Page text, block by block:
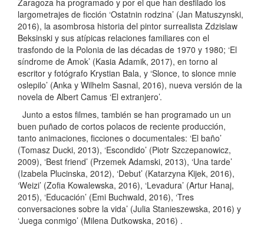
largometrajes de ficción ‘Ostatnin rodzina’ (Jan Matuszynski,
2016), la asombrosa historia del pintor surrealista Zdzislaw
Beksinski y sus atípicas relaciones familiares con el
trasfondo de la Polonia de las décadas de 1970 y 1980; ‘El
síndrome de Amok’ (Kasia Adamik, 2017), en torno al
escritor y fotógrafo Krystian Bala, y ‘Slonce, to slonce mnie
oslepilo’ (Anka y Wilhelm Sasnal, 2016), nueva versión de la
novela de Albert Camus ‘El extranjero’.
Junto a estos filmes, también se han programado un un
buen puñado de cortos polacos de reciente producción,
tanto animaciones, ficciones o documentales: ‘El baño’
(Tomasz Ducki, 2013), ‘Escondido’ (Piotr Szczepanowicz,
2009), ‘Best friend’ (Przemek Adamski, 2013), ‘Una tarde’
(Izabela Plucinska, 2012), ‘Debut’ (Katarzyna Kijek, 2016),
‘Weizi’ (Zofia Kowalewska, 2016), ‘Levadura’ (Artur Hanaj,
2015), ‘Educación’ (Emi Buchwald, 2016), ‘Tres
conversaciones sobre la vida’ (Julia Stanieszewska, 2016) y
‘Juega conmigo’ (Milena Dutkowska, 2016) .